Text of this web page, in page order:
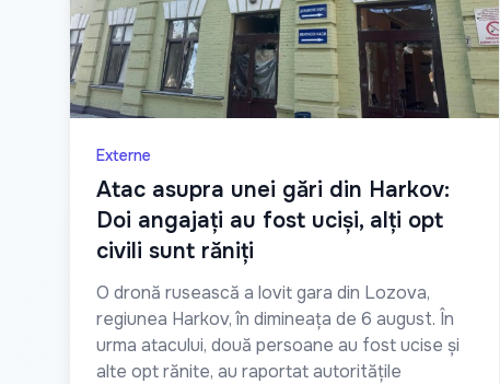
Externe
Atac asupra unei gări din Harkov:
Doi angajați au fost uciși, alți opt
civili sunt răniți
O dronă rusească a lovit gara din Lozova,
regiunea Harkov, în dimineața de 6 august. În
urma atacului, două persoane au fost ucise și
alte opt rănite, au raportat autoritățile